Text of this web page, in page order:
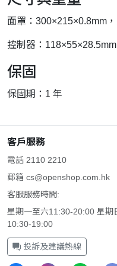
面罩：300×215×0.8mm
控制器：
保固
保固期：1 年
客戶服務
電話 2110 2210
郵箱 cs@openshop.com.hk
客服服務時間:
星期一至六11:30-20:00 星期
10:30-19:00
投訴及建議熱線